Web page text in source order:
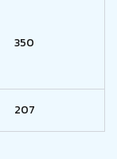
350
207